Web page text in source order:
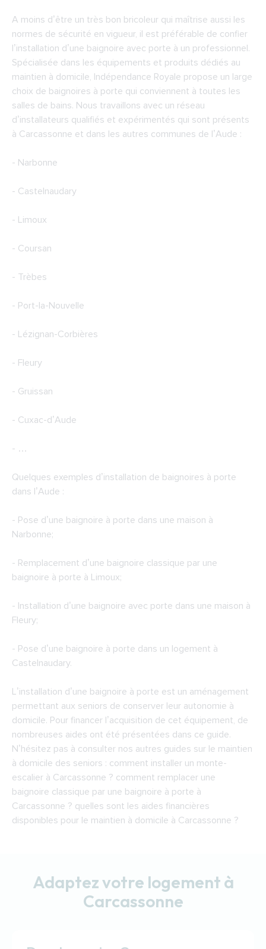
A moins d’être un très bon bricoleur qui maîtrise aussi les
normes de sécurité en vigueur, il est préférable de confier
l’installation d’une baignoire avec porte à un professionnel.
Spécialisée dans les équipements et produits dédiés au
maintien à domicile, Indépendance Royale propose un large
choix de baignoires à porte qui conviennent à toutes les
salles de bains. Nous travaillons avec un réseau
d’installateurs qualifiés et expérimentés qui sont présents
à Carcassonne et dans les autres communes de l’Aude :
- Narbonne
- Castelnaudary
- Limoux
- Coursan
- Trèbes
- Port-la-Nouvelle
- Lézignan-Corbières
- Fleury
- Gruissan
- Cuxac-d’Aude
- …
Quelques exemples d’installation de baignoires à porte
dans l’Aude :
- Pose d’une baignoire à porte dans une maison à
Narbonne;
- Remplacement d’une baignoire classique par une
baignoire à porte à Limoux;
- Installation d’une baignoire avec porte dans une maison à
Fleury;
- Pose d’une baignoire à porte dans un logement à
Castelnaudary.
L’installation d’une baignoire à porte est un aménagement
permettant aux seniors de conserver leur autonomie à
domicile. Pour financer l’acquisition de cet équipement, de
nombreuses aides ont été présentées dans ce guide.
N’hésitez pas à consulter nos autres guides sur le maintien
à domicile des seniors : comment installer un monte-
escalier à Carcassonne ? comment remplacer une
baignoire classique par une baignoire à porte à
Carcassonne ? quelles sont les aides financières
disponibles pour le maintien à domicile à Carcassonne ?
Adaptez votre logement à
Carcassonne